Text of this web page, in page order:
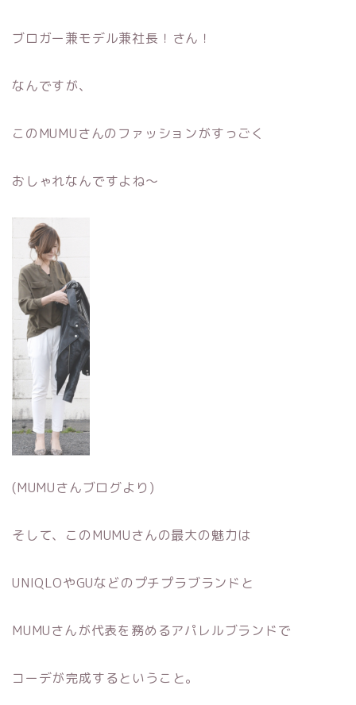
ブロガー兼モデル兼社長！さん！
なんですが、
このMUMUさんのファッションがすっごく
おしゃれなんですよね〜
(MUMUさんブログより)
そして、このMUMUさんの最大の魅力は
UNIQLOやGUなどのプチプラブランドと
MUMUさんが代表を務めるアパレルブランドで
コーデが完成するということ。